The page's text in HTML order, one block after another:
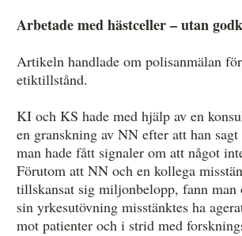
Arbetade med hästceller – utan
Artikeln handlade om polisanmälan
etiktillstånd.
KI och KS hade med hjälp av en
en granskning av NN efter att han
man hade fått signaler om att något
Förutom att NN och en kollega
tillskansat sig miljonbelopp, fann man
sin yrkesutövning misstänktes ha
mot patienter och i strid med